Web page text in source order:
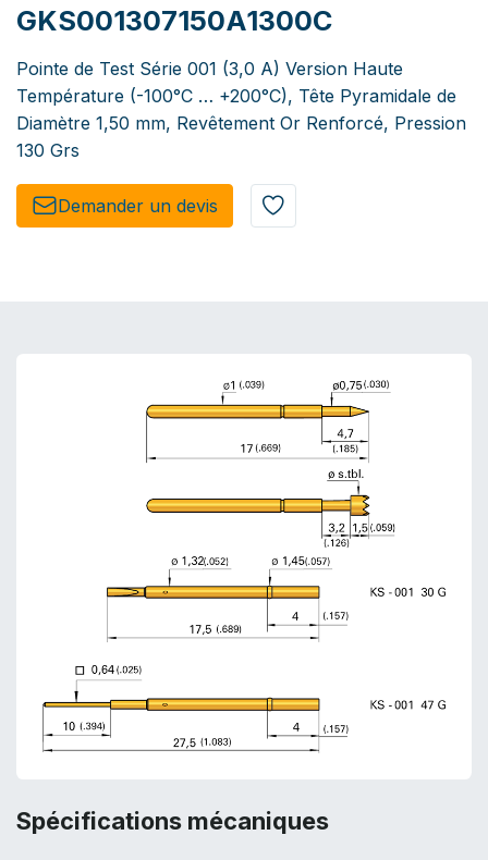
GKS001307150A1300C
Pointe de Test Série 001 (3,0 A) Version Haute
Température (-100°C … +200°C), Tête Pyramidale de
Diamètre 1,50 mm, Revêtement Or Renforcé, Pression
130 Grs
Demander un de​​vis​​
Spécifications mécaniques